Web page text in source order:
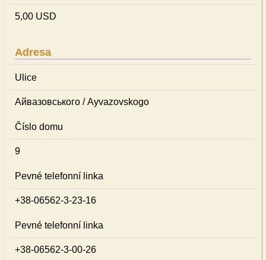
5,00 USD
Adresa
Ulice
Айвазовського / Ayvazovskogo
Číslo domu
9
Pevné telefonní linka
+38-06562-3-23-16
Pevné telefonní linka
+38-06562-3-00-26